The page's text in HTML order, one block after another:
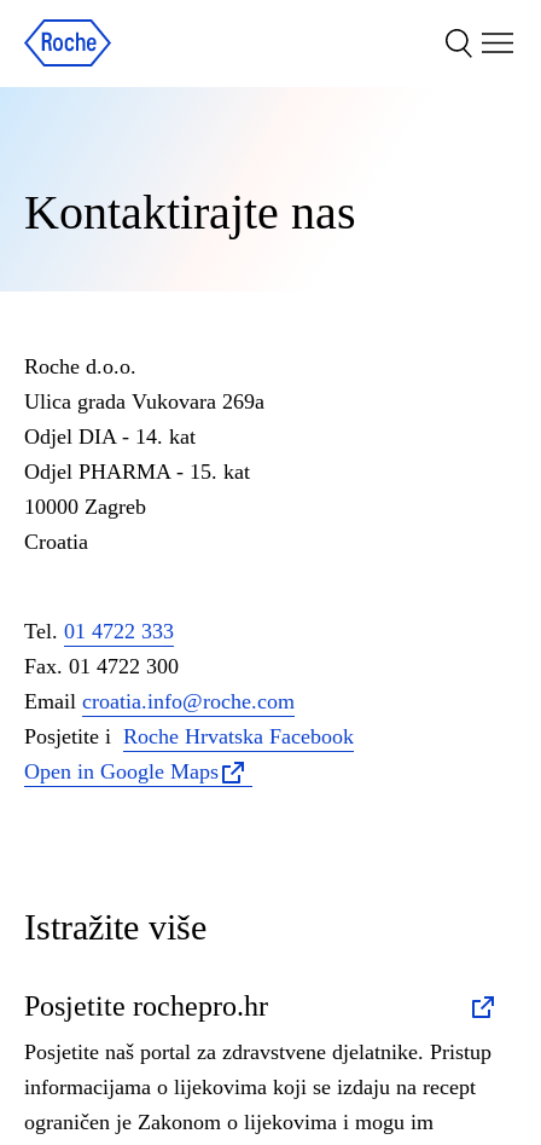
Kontaktirajte nas
Roche d.o.o.
Ulica grada Vukovara 269a
Odjel DIA - 14. kat
Odjel PHARMA - 15. kat
10000 Zagreb
Croatia
Tel. 01 4722 333
Fax. 01 4722 300
Email croatia.info@roche.com
Posjetite i Roche Hrvatska Facebook
Open in Google Maps
Istražite više
Posjetite rochepro.hr
Posjetite naš portal za zdravstvene djelatnike. Pristup
informacijama o lijekovima koji se izdaju na recept
ograničen je Zakonom o lijekovima i mogu im